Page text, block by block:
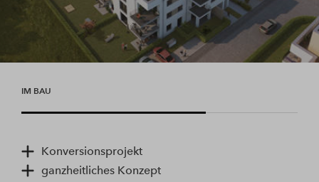
IM BAU
Konversionsprojekt
ganzheitliches Konzept